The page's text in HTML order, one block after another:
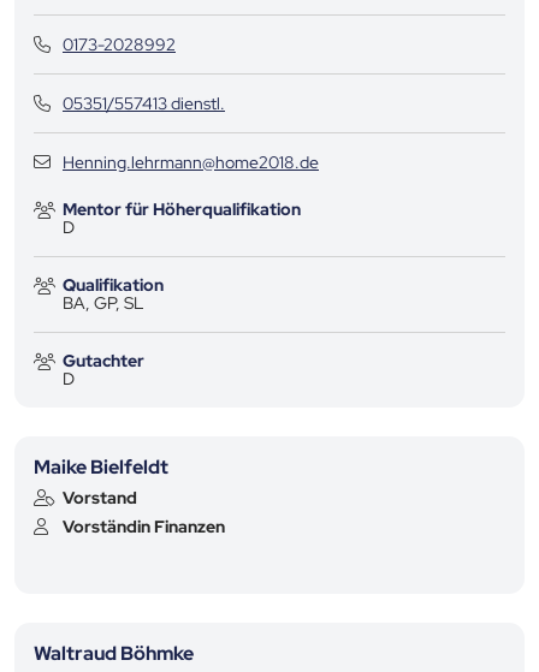
0173-2028992
05351/557413 dienstl.
Henning.lehrmann@home2018.de
Mentor für Höherqualifikation
D
Qualifikation
BA, GP, SL
Gutachter
D
Maike Bielfeldt
Vorstand
Vorständin Finanzen
Waltraud Böhmke